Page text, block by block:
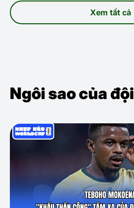
Xem tất cả
Ngôi sao của đội